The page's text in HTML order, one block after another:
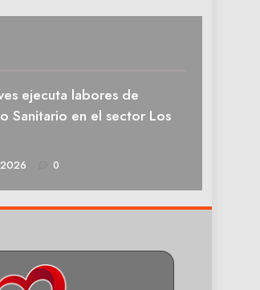
ejecuta labores de
Sanitario en el sector Los
0